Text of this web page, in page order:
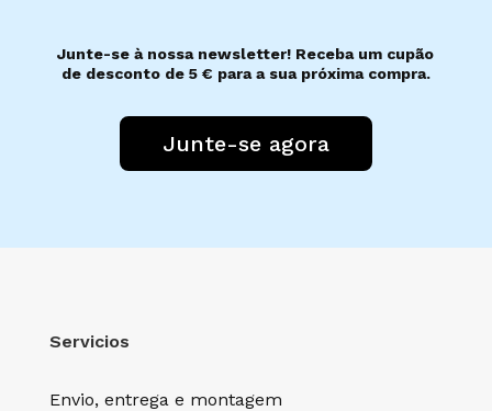
Junte-se à nossa newsletter! Receba um cupão
de desconto de 5 € para a sua próxima compra.
Junte-se agora
Servicios
Envio, entrega e montagem